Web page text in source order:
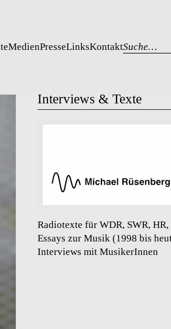
MedienPresseLinksKontaktSuche…
Interviews & Texte
Radiotexte für WDR, SWR, HR,
Essays zur Musik (1998 bis
Interviews mit MusikerInnen